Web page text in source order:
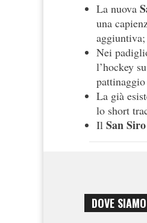
La nuova
una
aggiuntiva;
Nei
l’hockey
La già
lo short
Il San
DOVE SIAMO